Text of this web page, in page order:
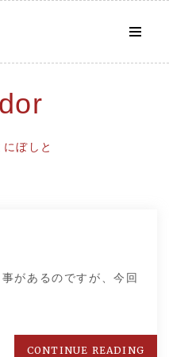
ぼしと
があるのですが、今回
CONTINUE READING